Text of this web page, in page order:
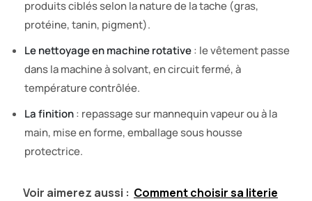
produits ciblés selon la nature de la tache (gras,
protéine, tanin, pigment).
Le nettoyage en machine rotative: le vêtement passe
dans la machine à solvant, en circuit fermé, à
température contrôlée.
La finition: repassage sur mannequin vapeur ou à la
main, mise en forme, emballage sous housse
protectrice.
Voir aimerez aussi : Comment choisir sa literie